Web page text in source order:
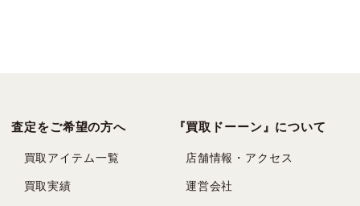
査定をご希望の方へ
買取アイテム一覧
買取実績
『買取ドーーン』について
店舗情報・アクセス
運営会社